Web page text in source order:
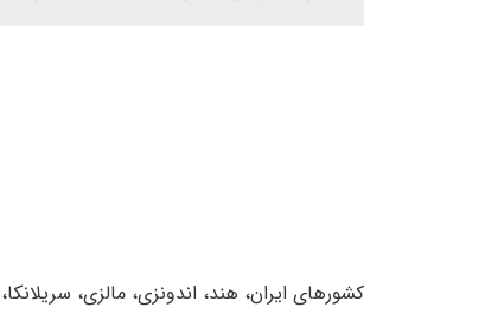
کشورهای ایران، هند، اندونزی، مالزی،